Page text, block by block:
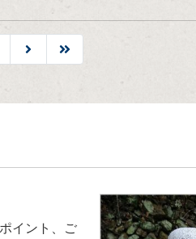
イント、ご